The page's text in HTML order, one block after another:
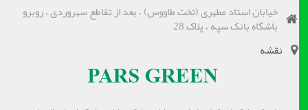
خیابان استاد مطهری (تخت طاووس) ، بعد از تقاطع سهروردی ، روبرو
باشگاه بانک سپه ، پلاک 28
نقشه